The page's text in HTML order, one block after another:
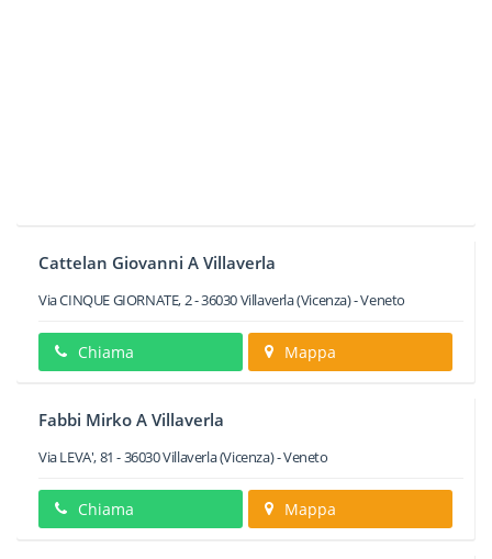
Cattelan Giovanni A Villaverla
Via CINQUE GIORNATE, 2-36030Villaverla(Vicenza) -Veneto
Chiama Mappa
Fabbi Mirko A Villaverla
Via LEVA', 81 -36030Villaverla(Vicenza) -Veneto
Chiama Mappa